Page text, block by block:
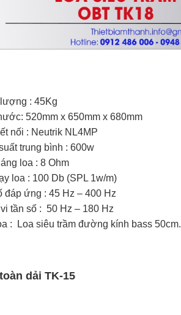
: 45Kg
520mm x 650mm x 680mm
nối : Neutrik NL4MP
trung bình : 600w
loa : 8 Ohm
loa : 100 Db (SPL 1w/m)
đáp ứng : 45 Hz – 400 Hz
tần số : 50 Hz – 180 Hz
: Loa siêu trầm đường kính bass 50cm.
dải TK-15